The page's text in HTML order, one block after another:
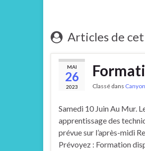
Articles de
MAI
26
2023 Classé dans
Samedi 10 Juin Au Mur.
apprentissage des
prévue sur l’après-midi
Prévoyez : Formation